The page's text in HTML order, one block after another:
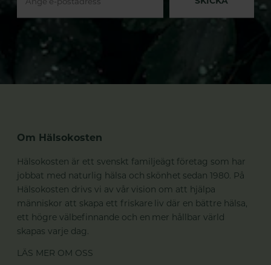
Om Hälsokosten
Hälsokosten är ett svenskt familjeägt företag som har
jobbat med naturlig hälsa och skönhet sedan 1980. På
Hälsokosten drivs vi av vår vision om att hjälpa
människor att skapa ett friskare liv där en bättre hälsa,
ett högre välbefinnande och en mer hållbar värld
skapas varje dag.
LÄS MER OM OSS